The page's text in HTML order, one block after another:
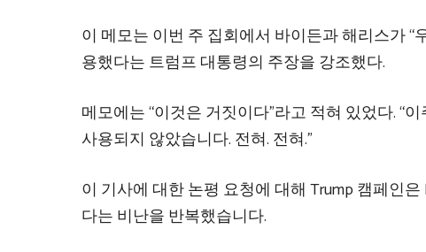
이 메모는 이번 주 집회에서 바이든과 해리스가
용했다는 트럼프 대통령의 주장을 강조했다.
메모에는 “이것은 거짓이다”라고 적혀 있었다. “
사용되지 않았습니다. 전혀. 전혀.”
이 기사에 대한 논평 요청에 대해 Trump 캠페인
다는 비난을 반복했습니다.